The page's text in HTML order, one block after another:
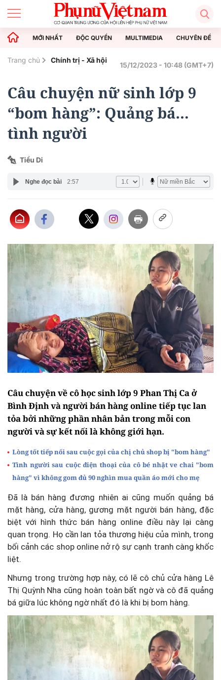
MỚI NHẤT ĐỘC QUYỀN MULTIMEDIA CHUYÊN ĐỀ
Trang chủ Chính trị - Xã hội
15/12/2023 - 10:48 (GMT+7)
Câu chuyện nữ sinh lớp 9
“bom hàng”: Quảng bá...
tình người
Tiểu Di
Nghe đọc bài 2:57
Câu chuyện về cô học sinh lớp 9 Phan Thị Ca ở
Bình Định và người bán hàng online tiếp tục lan
tỏa bởi những phần nhân bản trong mỗi con
người và sự kết nối là không giới hạn.
Lòng tốt tiếp nối sau cuộc gọi của chị chủ shop bị "bom hàng"
Tình người sau cuộc điện thoại của cô bé nhặt ve chai "bom
hàng" vì không gom đủ 90 nghìn mua quần áo mới cho mẹ
Đã là bán hàng đương nhiên ai cũng muốn quảng bá
mặt hàng, cửa hàng, gương mặt người bán hàng, đặc
biệt với hình thức bán hàng online điều này lại càng
quan trọng. Họ cần lan tỏa thương hiệu của mình, trong
bối cảnh các shop online nở rộ sự cạnh tranh càng khốc
liệt.
Nhưng trong trường hợp này, có lẽ cô chủ cửa hàng Lê
Thị Quỳnh Nha cũng hoàn toàn bất ngờ và cô đã quảng
bá giữa lúc không ngờ nhất đó là khi bị bom hàng.